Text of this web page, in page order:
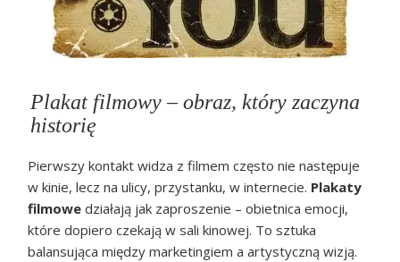
Plakat filmowy – obraz, który zaczyna
historię
Pierwszy kontakt widza z filmem często nie następuje
w kinie, lecz na ulicy, przystanku, w internecie. Plakaty
filmowe działają jak zaproszenie – obietnica emocji,
które dopiero czekają w sali kinowej. To sztuka
balansująca między marketingiem a artystyczną wizją.